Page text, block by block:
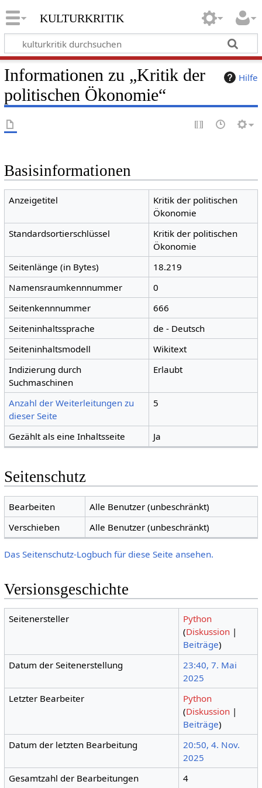
kulturkritik
Hilfe
Informationen zu „Kritik der
politischen Ökonomie“
Basisinformationen
Anzeigetitel
Kritik der politischen
Ökonomie
Standardsortierschlüssel
Kritik der politischen
Ökonomie
Seitenlänge (in Bytes)
18.219
Namensraumkennnummer
0
Seitenkennnummer
666
Seiteninhaltssprache
de - Deutsch
Seiteninhaltsmodell
Wikitext
Indizierung durch
Suchmaschinen
Erlaubt
Anzahl der Weiterleitungen zu
dieser Seite
5
Gezählt als eine Inhaltsseite Ja
Seitenschutz
Bearbeiten
Alle Benutzer (unbeschränkt)
Verschieben
Alle Benutzer (unbeschränkt)
Das Seitenschutz-Logbuch für diese Seite ansehen.
Versionsgeschichte
Seitenersteller
Python
(Diskussion |
Beiträge)
Datum der Seitenerstellung
23:40, 7. Mai
2025
Letzter Bearbeiter
Python
(Diskussion |
Beiträge)
Datum der letzten Bearbeitung
20:50, 4. Nov.
2025
Gesamtzahl der Bearbeitungen
4